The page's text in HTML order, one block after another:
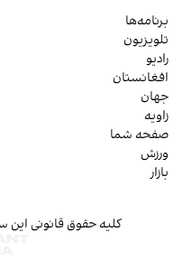
برنامه‌ها
تلویزیون
رادیو
افغانستان
جهان
زاویه
صفحه شما
ورزش
بازار
کلیه حقوق قانونی